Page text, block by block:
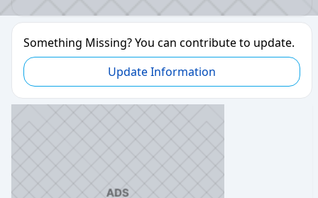
Something Missing? You can contribute to update.
Update Information